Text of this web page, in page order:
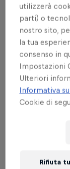
A decretare
una giuria
scaldare il
10:00 -
utilizzerà
parti) o
nostro sito,
la tua
consenso in
Impostazioni
Ulteriori
Informativa
Cookie di
Rifiuta